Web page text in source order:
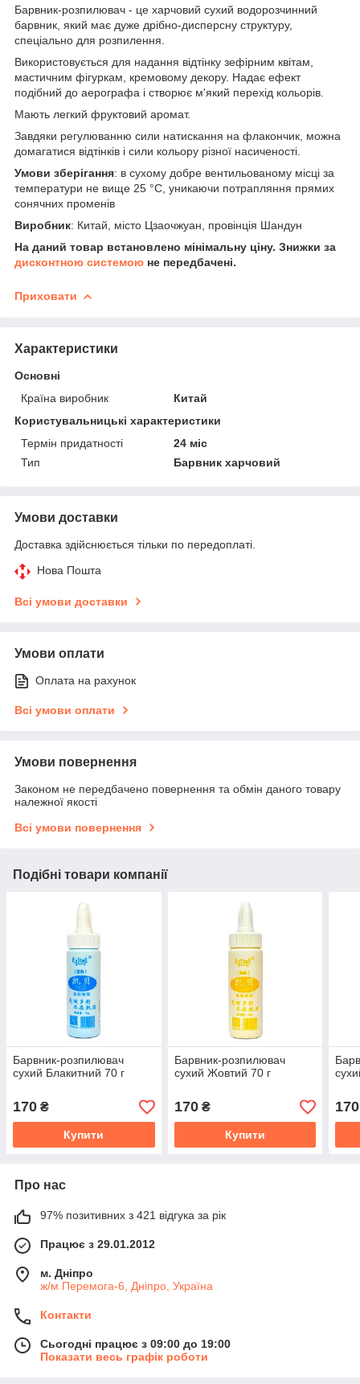
Барвник-розпилювач - це харчовий сухий водорозчинний
барвник, який має дуже дрібно-дисперсну структуру,
спеціально для розпилення.
Використовується для надання відтінку зефірним квітам,
мастичним фігуркам, кремовому декору. Надає ефект
подібний до аерографа і створює м'який перехід кольорів.
Мають легкий фруктовий аромат.
Завдяки регулюванню сили натискання на флакончик, можна
домагатися відтінків і сили кольору різної насиченості.
Умови зберігання: в сухому добре вентильованому місці за
температури не вище 25 °С, уникаючи потрапляння прямих
сонячних променів
Виробник: Китай, місто Цзаочжуан, провінція Шандун
На даний товар встановлено мінімальну ціну. Знижки за
дисконтною системою не передбачені.
Приховати
Характеристики
Основні
Країна виробник
Китай
Користувальницькі характеристики
Термін придатності
24 міс
Тип
Барвник харчовий
Умови доставки
Доставка здійснюється тільки по передоплаті.
Нова Пошта
Всі умови доставки
Умови оплати
Оплата на рахунок
Всі умови оплати
Умови повернення
Законом не передбачено повернення та обмін даного товару
належної якості
Всі умови повернення
Подібні товари компанії
Барвник-розпилювач
сухий Блакитний 70 г
170 ₴
Купити
Барвник-розпилювач
сухий Жовтий 70 г
170₴
Купити
170
Про нас
97% позитивних з 421 відгука за рік
Працює з 29.01.2012
м. Дніпро
ж/м Перемога-6, Дніпро, Україна
Контакти
Сьогодні працює з 09:00 до 19:00
Показати весь графік роботи